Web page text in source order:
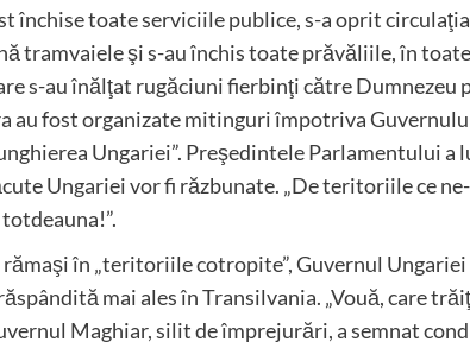
închise toate serviciile publice, s-a oprit
tramvaiele şi s-au închis toate prăvăliile, în
s-au înălţat rugăciuni fierbinţi către Dumnezeu
au fost organizate mitinguri împotriva
Ungariei”. Preşedintele Parlamentului
Ungariei vor fi răzbunate. „De teritoriile ce
în „teritoriile cotropite”, Guvernul
mai ales în Transilvania. „Vouă, care
Maghiar, silit de împrejurări, a semnat